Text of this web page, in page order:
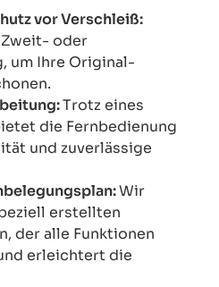
vor Verschleiß:
oder
um Ihre Original-
Trotz eines
die Fernbedienung
und zuverlässige
Wir
erstellten
der alle Funktionen
erleichtert die